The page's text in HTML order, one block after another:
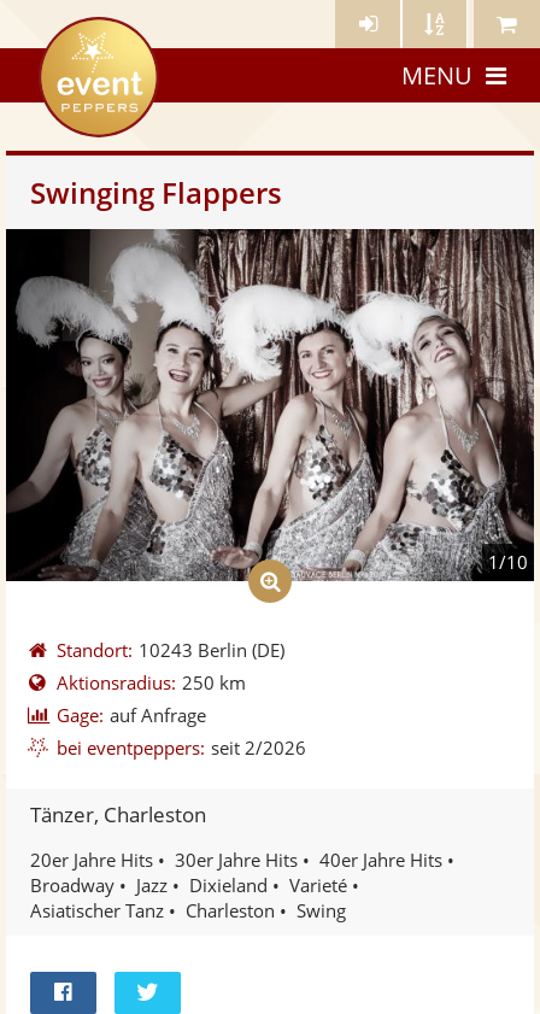
Künstler- Künstler Meine
eventpeppers
MENU
Swinging Flappers
1/10
Standort: 10243 Berlin (DE)
Aktionsradius: 250 km
Gage: auf Anfrage
bei eventpeppers: seit 2/2026
Tänzer, Charleston
20er Jahre Hits 30er Jahre Hits
40er Jahre Hits
Broadway
Jazz Dixieland
Varieté
Asiatischer Tanz
Charleston Swing